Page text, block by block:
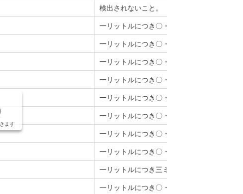
検出されないこと。
一リットルにつき〇・〇〇三ミリグラム
一リットルにつき〇・三ミリグラム
一リットルにつき〇・一ミリグラム
一リットルにつき〇・二ミリグラム
一リットルにつき〇・〇二ミリグラム
一リットルにつき〇・〇四ミリグラム
一リットルにつき〇・二ミリグラム
一リットルにつき〇・四ミリグラム
一リットルにつき三ミリグラム
一リットルにつき〇・〇六ミリグラム
ます